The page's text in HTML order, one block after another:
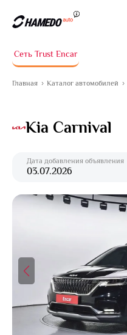
Сеть Trust Encar
Главная Каталог автомобилей
Kia Carnival
Дата добавления объявления
03.07.2026